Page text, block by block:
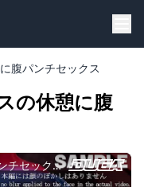
腹パンチセックス
の休憩に腹